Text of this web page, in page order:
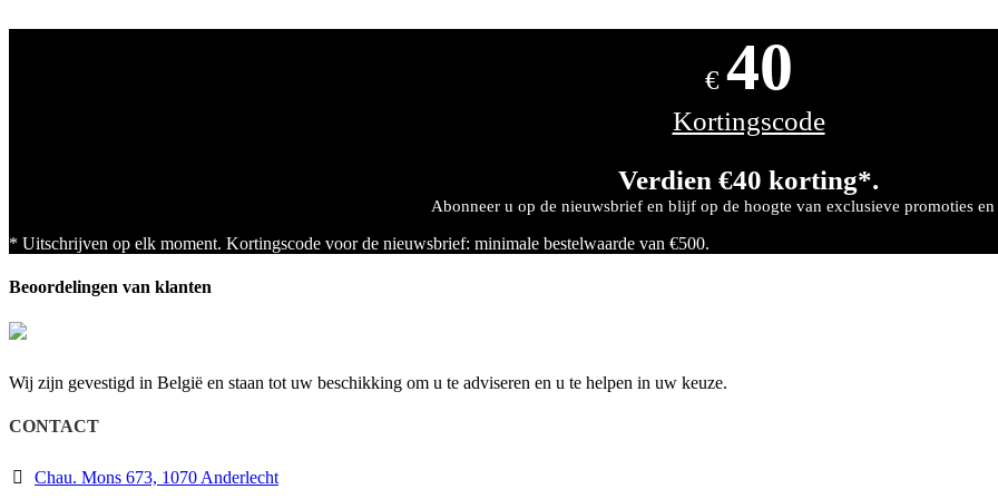
€ 40
Kortingscode
Verdien €40 korting*.
Abonneer u op de nieuwsbrief en blijf op de hoogte van exclusieve promoties
* Uitschrijven op elk moment. Kortingscode voor de nieuwsbrief: minimale bestelwaarde van €500.
Beoordelingen van klanten
Wij zijn gevestigd in België en staan tot uw beschikking om u te adviseren en u te helpen in uw keuze.
CONTACT
Chau. Mons 673, 1070 Anderlecht